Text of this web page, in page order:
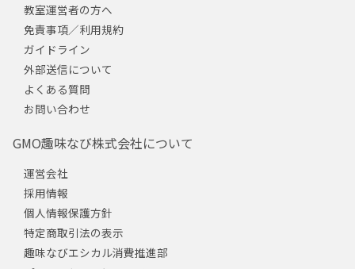
教室運営者の方へ
免責事項／利用規約
ガイドライン
外部送信について
よくある質問
お問い合わせ
GMO趣味なび株式会社について
運営会社
採用情報
個人情報保護方針
特定商取引法の表示
趣味なびエシカル消費推進部